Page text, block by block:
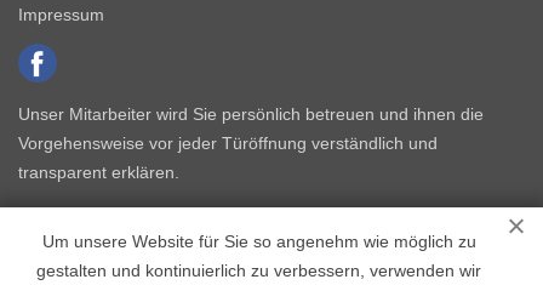
Um unsere Website für Sie so angenehm wie möglich zu
gestalten und kontinuierlich zu verbessern, verwenden wir
Impressum
Unser Mitarbeiter wird Sie persönlich betreuen und ihnen die
Vorgehensweise vor jeder Türöffnung verständlich und
transparent erklären.